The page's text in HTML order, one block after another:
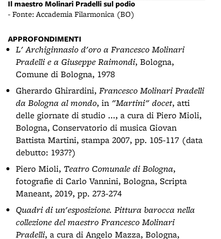
Il maestro Molinari Pradelli sul podio
- Fonte: Accademia Filarmonica (BO)
APPROFONDIMENTI
L' Archiginnasio d'oro a Francesco Molinari
Pradelli e a Giuseppe Raimondi, Bologna,
Comune di Bologna, 1978
Gherardo Ghirardini, Francesco Molinari Pradelli
da Bologna al mondo, in "Martini" docet, atti
delle giornate di studio ..., a cura di Piero Mioli,
Bologna, Conservatorio di musica Giovan
Battista Martini, stampa 2007, pp. 105-117 (data
debutto: 1937?)
Piero Mioli, Teatro Comunale di Bologna,
fotografie di Carlo Vannini, Bologna, Scripta
Maneant, 2019, pp. 273-274
Quadri di un'esposizione. Pittura barocca nella
collezione del maestro Francesco Molinari
Pradelli, a cura di Angelo Mazza, Bologna,